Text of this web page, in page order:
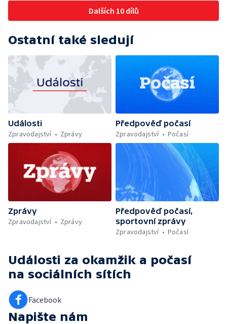
Dalších 10 dílů
Ostatní také sledují
Události
Zpravodajství
Zprávy
Předpověď počasí
Zpravodajství
Počasí
Zprávy
Zpravodajství
Zprávy
Předpověď počasí,
sportovní zprávy
Zpravodajství
Počasí
Události za okamžik a počasí
na sociálních sítích
Facebook
Napište nám